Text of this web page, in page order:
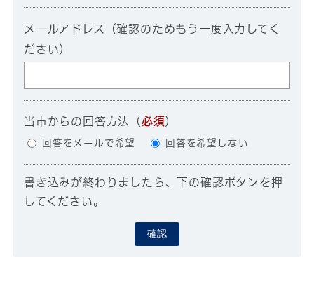
メールアドレス（確認のためもう一度入力してく
ださい）
当市からの回答方法 （必須）
回答をメールで希望 回答を希望しない
書き込みが終わりましたら、下の確認ボタンを押
してください。
確認